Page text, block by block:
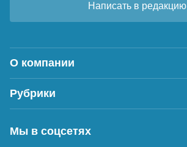
Написать в редакцию
О компании
Рубрики
Мы в соцсетях